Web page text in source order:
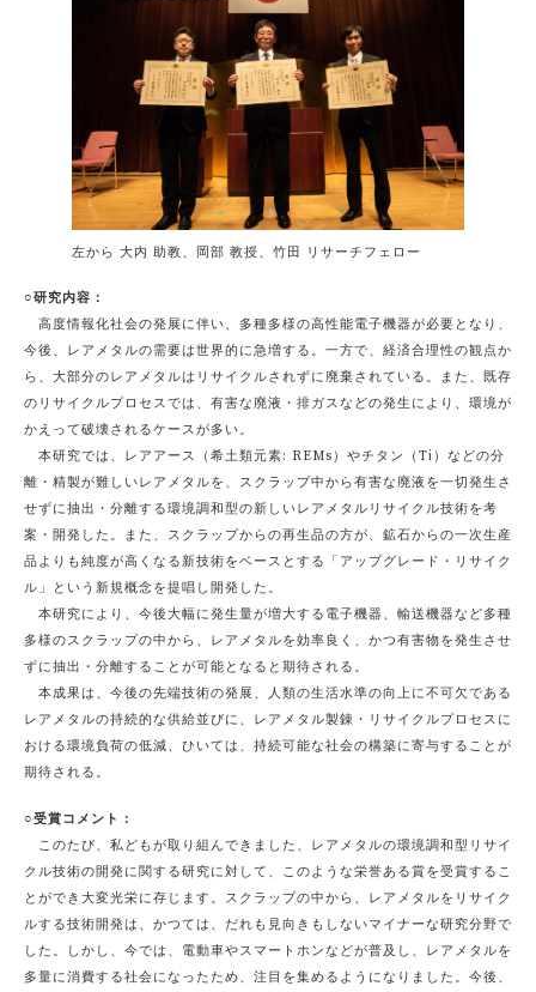
左から 大内 助教、岡部 教授、竹田 リサーチフェロー
○研究内容：
高度情報化社会の発展に伴い、多種多様の高性能電子機器が必要となり、
今後、レアメタルの需要は世界的に急増する。一方で、経済合理性の観点か
ら、大部分のレアメタルはリサイクルされずに廃棄されている。また、既存
のリサイクルプロセスでは、有害な廃液・排ガスなどの発生により、環境が
かえって破壊されるケースが多い。
本研究では、レアアース（希土類元素: REMs）やチタン（Ti）などの分
離・精製が難しいレアメタルを、スクラップ中から有害な廃液を一切発生さ
せずに抽出・分離する環境調和型の新しいレアメタルリサイクル技術を考
案・開発した。また、スクラップからの再生品の方が、鉱石からの一次生産
品よりも純度が高くなる新技術をベースとする「アップグレード・リサイク
ル」という新規概念を提唱し開発した。
本研究により、今後大幅に発生量が増大する電子機器、輸送機器など多種
多様のスクラップの中から、レアメタルを効率良く、かつ有害物を発生させ
ずに抽出・分離することが可能となると期待される。
本成果は、今後の先端技術の発展、人類の生活水準の向上に不可欠である
レアメタルの持続的な供給並びに、レアメタル製錬・リサイクルプロセスに
おける環境負荷の低減、ひいては、持続可能な社会の構築に寄与することが
期待される。
○受賞コメント：
このたび、私どもが取り組んできました、レアメタルの環境調和型リサイ
クル技術の開発に関する研究に対して、このような栄誉ある賞を受賞するこ
とができ大変光栄に存じます。スクラップの中から、レアメタルをリサイク
ルする技術開発は、かつては、だれも見向きもしないマイナーな研究分野で
した。しかし、今では、電動車やスマートホンなどが普及し、レアメタルを
多量に消費する社会になったため、注目を集めるようになりました。今後、